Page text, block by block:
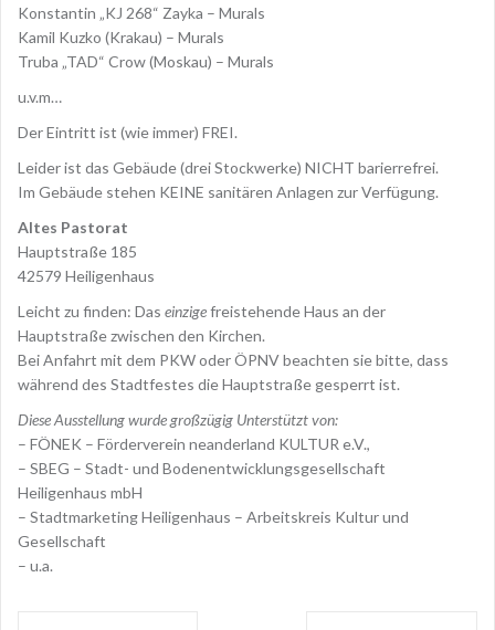
Konstantin „KJ 268“ Zayka – Murals
Kamil Kuzko (Krakau) – Murals
Truba „TAD“ Crow (Moskau) – Murals
u.v.m…
Der Eintritt ist (wie immer) FREI.
Leider ist das Gebäude (drei Stockwerke) NICHT barierrefrei.
Im Gebäude stehen KEINE sanitären Anlagen zur Verfügung.
Altes Pastorat
Hauptstraße 185
42579 Heiligenhaus
Leicht zu finden: Das einzigefreistehende Haus an der
Hauptstraße zwischen den Kirchen.
Bei Anfahrt mit dem PKW oder ÖPNV beachten sie bitte, dass
während des Stadtfestes die Hauptstraße gesperrt ist.
Diese Ausstellung wurde großzügig Unterstützt von:
– FÖNEK – Förderverein neanderland KULTUR e.V.,
– SBEG – Stadt- und Bodenentwicklungsgesellschaft
Heiligenhaus mbH
– Stadtmarketing Heiligenhaus – Arbeitskreis Kultur und
Gesellschaft
– u.a.